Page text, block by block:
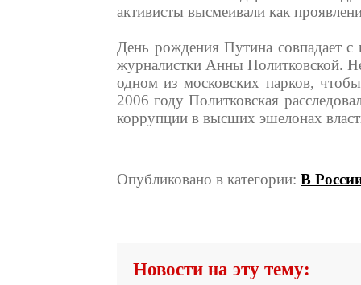
активисты высмеивали как
День рождения Путина совпадает
журналистки Анны Политковской.
одном из московских парков,
2006 году Политковская
коррупции в высших эшелонах
Опубликовано в категории: В
Новости на эту тему: